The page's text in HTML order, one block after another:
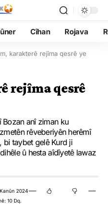
Cîhan Rojava
karakterê rejîma qesrê ye
rejîma qesrê
Bozan anî ziman ku
rêveberiyên herêmî
bi taybet gelê Kurd ji
û hesta aîdîyetê lawaz
2024
10 Dq.